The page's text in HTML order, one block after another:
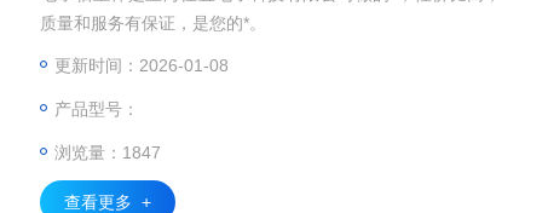
质量和服务有保证，是您的*。
更新时间：2026-01-08
产品型号：
浏览量：1847
查看更多 +